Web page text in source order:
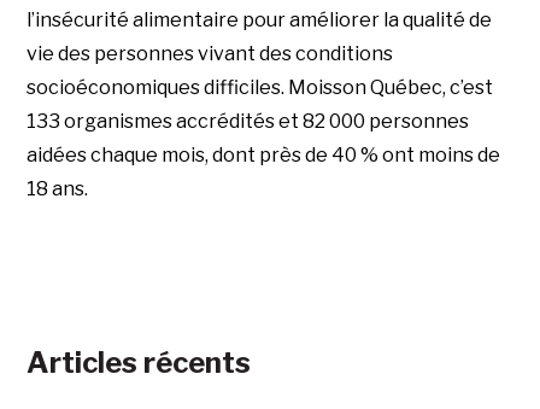
l’insécurité alimentaire pour améliorer la qualité de
vie des personnes vivant des conditions
socioéconomiques difficiles. Moisson Québec, c’est
133 organismes accrédités et 82 000 personnes
aidées chaque mois, dont près de 40 % ont moins de
18 ans.
Articles récents